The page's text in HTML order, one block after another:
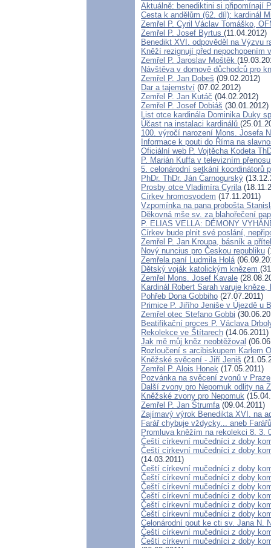
Aktuálně: benediktini si připomínají
Cesta k andělům (62. díl): kardinál
Zemřel P. Cyril Václav Tomáško,
Zemřel P. Josef Byrtus (11.04.2012)
Benedikt XVI. odpověděl na Výzvu
Kněží rezignují před nepochopením
Zemřel P. Jaroslav Moštěk
Návštěva v domově důchodců pro
Zemřel P. Jan Dobeš (09.02.2012)
Dar a tajemství (07.02.2012)
Zemřel P. Jan Kutáč (04.02.2012)
Zemřel P. Josef Dobiáš (30.01.2012)
List otce kardinála Dominika Duky
Účast na instalaci kardinálů
100. výročí narození Mons. Josefa
Informace k pouti do Říma na
Oficiální web P. Vojtěcha Kodeta
P. Marián Kuffa v televizním
5. celonárodní setkání koordinátorů
PhDr. ThDr. Ján Čarnogurský
Prosby otce Vladimíra Cyrila
Církev hromosvodem (17.11.2011)
Vzpomínka na pana probošta
Děkovná mše sv. za blahořečení
P. ELIAS VELLA: DÉMONY
Církev bude plnit své poslání,
Zemřel P. Jan Kroupa, básník a
Nový nuncius pro Českou republiku
Zemřela paní Ludmila Holá
Dětský voják katolickým knězem
Zemřel Mons. Josef Kavale
Kardinál Robert Sarah varuje
Pohřeb Dona Gobbiho (27.07.2011)
Primice P. Jiřího Jeniše v Újezdě u
Zemřel otec Stefano Gobbi
Beatifikační proces P. Václava
Rekolekce ve Štítarech (14.06.2011)
Jak mě můj kněz neobtěžoval
Rozloučení s arcibiskupem Karlem
Kněžské svěcení - Jiří Jeniš
Zemřel P. Alois Honek (17.05.2011)
Pozvánka na svěcení zvonů v Praze
Další zvony pro Nepomuk odlity na
Kněžské zvony pro Nepomuk
Zemřel P. Jan Štrumfa(09.04.2011)
Zajímavý výrok Benedikta XVI. na
Farář chybuje vždycky... aneb
Promluva kněžím na rekolekci 8. 3.
Čeští církevní mučedníci z doby
Čeští církevní mučedníci z doby
(14.03.2011)
Čeští církevní mučedníci z doby
Čeští církevní mučedníci z doby
Čeští církevní mučedníci z doby
Čeští církevní mučedníci z doby
Čeští církevní mučedníci z doby
Čeští církevní mučedníci z doby
Celonárodní pout ke cti sv. Jana N.
Čeští církevní mučedníci z doby
Čeští církevní mučedníci z doby